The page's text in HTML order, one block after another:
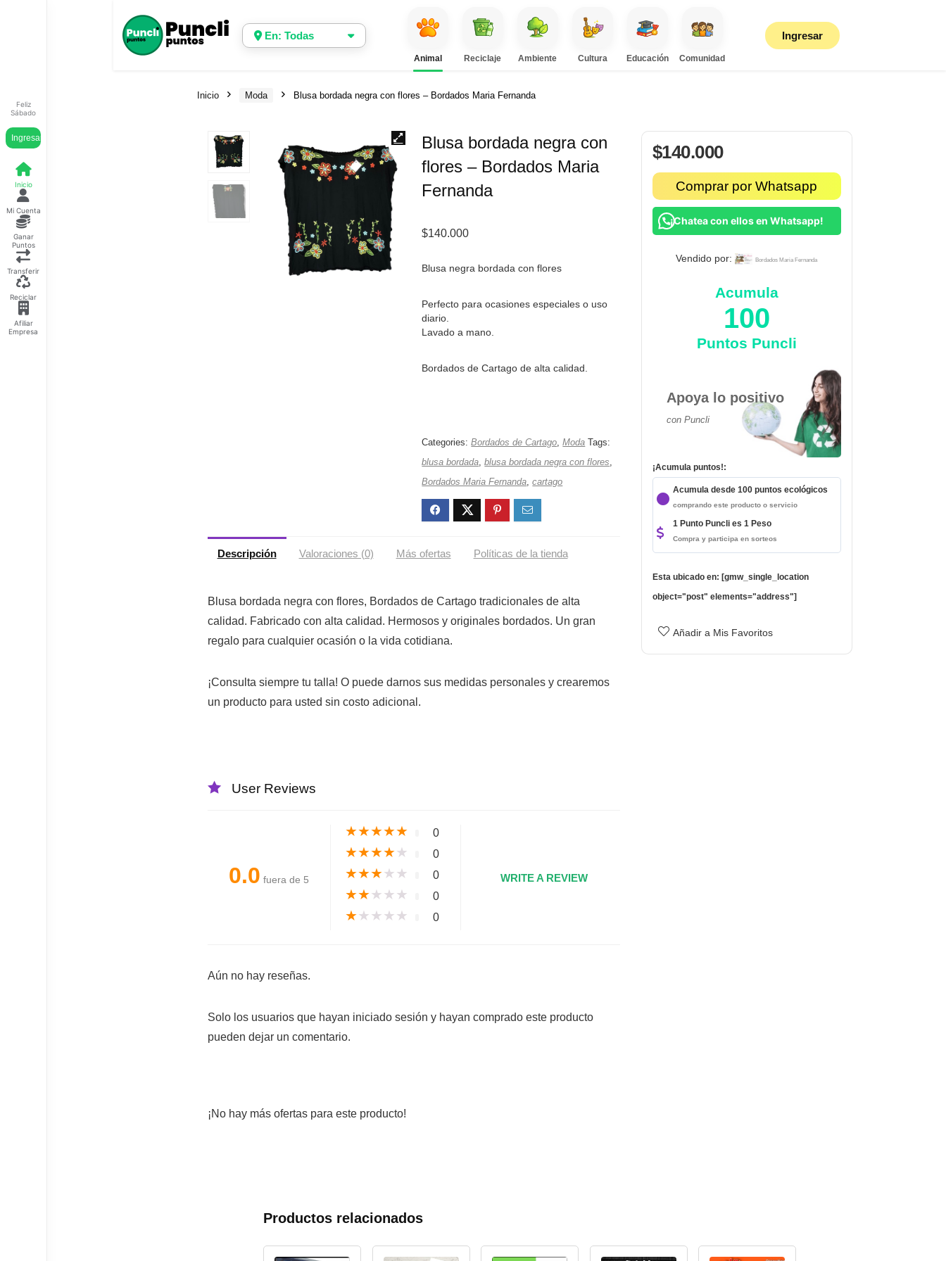
Feliz
Sábado
Ingresar
Inicio
Mi Cuenta
Ganar
Puntos
Transferir
Reciclar
Afiliar
Empresa
En: Todas
Animal Reciclaje Ambiente Cultura Educación Comunidad
Ingresar
Inicio Moda Blusa bordada negra con flores – Bordados Maria Fernanda
Blusa bordada negra con
flores – Bordados Maria
Fernanda
$140.000
Blusa negra bordada con flores
Perfecto para ocasiones especiales o uso
diario.
Lavado a mano.
Bordados de Cartago de alta calidad.
Categories:Bordados de Cartago,Moda Tags:
blusa bordada,blusa bordada negra con flores,
Bordados Maria Fernanda,cartago
Descripción Valoraciones (0) Más ofertas Políticas de la tienda
Blusa bordada negra con flores, Bordados de Cartago tradicionales de alta
calidad. Fabricado con alta calidad. Hermosos y originales bordados. Un gran
regalo para cualquier ocasión o la vida cotidiana.
¡Consulta siempre tu talla! O puede darnos sus medidas personales y crearemos
un producto para usted sin costo adicional.
User Reviews
0.0 fuera de 5
★★★★★ 0
★★★★★ 0
★★★★★ 0
★★★★★ 0
★★★★★ 0
WRITE A REVIEW
Aún no hay reseñas.
Solo los usuarios que hayan iniciado sesión y hayan comprado este producto
pueden dejar un comentario.
¡No hay más ofertas para este producto!
$140.000
Comprar por Whatsapp
¡Chatea con ellos en Whatsapp!
Vendido por: Bordados Maria Fernanda
Acumula
100
Puntos Puncli
Apoya lo positivo
con Puncli
¡Acumula puntos!:
Acumula desde 100 puntos ecológicos
comprando este producto o servicio
1 Punto Puncli es 1 Peso
Compra y participa en sorteos
Esta ubicado en: [gmw_single_location
object="post" elements="address"]
Añadir a Mis Favoritos
Productos relacionados